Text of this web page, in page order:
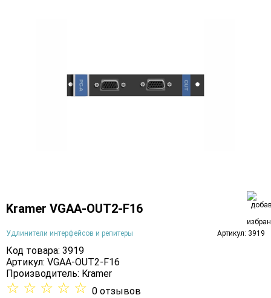
Kramer VGAA-OUT2-F16
Удлинители интерфейсов и репитеры Артикул: 3919
Код товара: 3919
Артикул: VGAA-OUT2-F16
Производитель: Kramer
☆ ☆ ☆ ☆ ☆ 0 отзывов